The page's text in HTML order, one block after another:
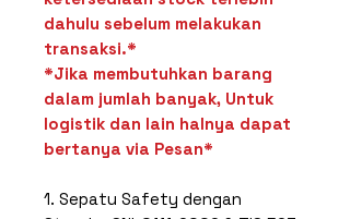
dahulu sebelum melakukan
transaksi.*
*Jika membutuhkan barang
dalam jumlah banyak, Untuk
logistik dan lain halnya dapat
bertanya via Pesan*
1. Sepatu Safety dengan